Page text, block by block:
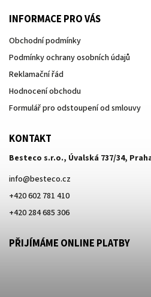
INFORMACE PRO VÁS
Obchodní podmínky
Podmínky ochrany osobních údajů
Reklamační řád
Hodnocení obchodu
Formulář pro odstoupení od smlouvy
KONTAKT
Besteco s.r.o., Úvalská 737/34,
info@besteco.cz
+420 602 781 410
+420 284 685 306
PŘIJÍMÁME ONLINE PLATBY